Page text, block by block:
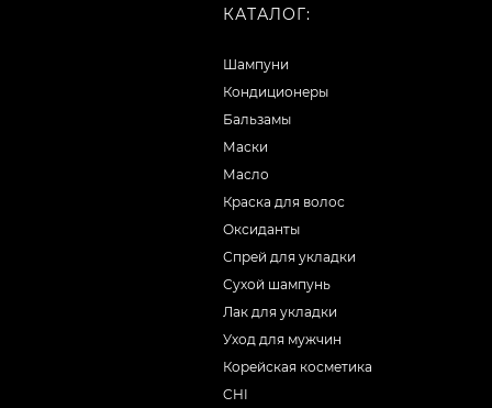
КАТАЛОГ:
Шампуни
Кондиционеры
Бальзамы
Маски
Масло
Краска для волос
Оксиданты
Спрей для укладки
Сухой шампунь
Лак для укладки
Уход для мужчин
Корейская косметика
CHI